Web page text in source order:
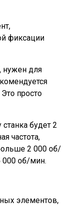
фиксации
нужен для
просто
будет 2
частота,
2 000 об/
000 об/мин.
элементов,